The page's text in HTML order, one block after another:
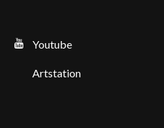
Youtube
Artstation